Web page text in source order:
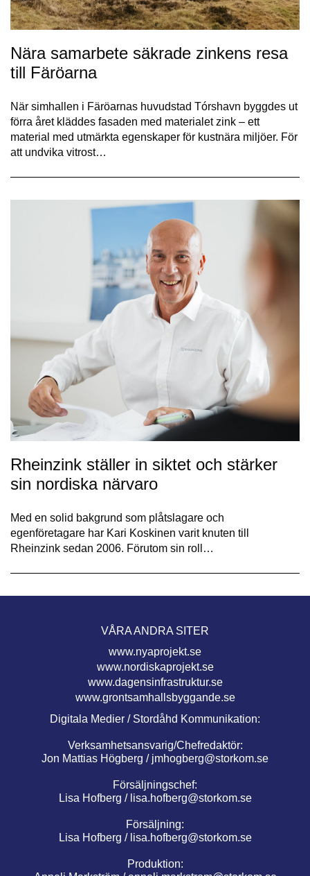
Nära samarbete säkrade zinkens resa
till Färöarna
När simhallen i Färöarnas huvudstad Tórshavn byggdes ut
förra året kläddes fasaden med materialet zink – ett
material med utmärkta egenskaper för kustnära miljöer. För
att undvika vitrost…
Rheinzink ställer in siktet och stärker
sin nordiska närvaro
Med en solid bakgrund som plåtslagare och
egenföretagare har Kari Koskinen varit knuten till
Rheinzink sedan 2006. Förutom sin roll…
VÅRA ANDRA SITER
www.nyaprojekt.se
www.nordiskaprojekt.se
www.dagensinfrastruktur.se
www.grontsamhallsbyggande.se
Digitala Medier / Stordåhd Kommunikation:
Verksamhetsansvarig/Chefredaktör:
Jon Mattias Högberg / jmhogberg@storkom.se
Försäljningschef:
Lisa Hofberg / lisa.hofberg@storkom.se
Försäljning:
Lisa Hofberg / lisa.hofberg@storkom.se
Produktion: